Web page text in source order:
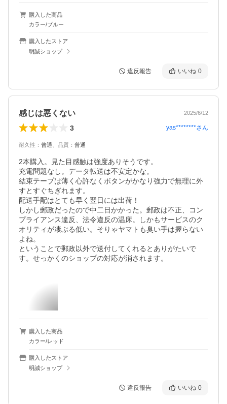
購入した商品
カラー/ブルー
購入したストア
明誠ショップ
違反報告 いいね 0
感じは悪くない 2025/6/12
3 yas********さん
耐久性 ： 普通 品質 ： 普通
2本購入。見た目感触は強度ありそうです。
充電問題なし。データ転送は不安定かな。
結束テープは薄く心許なくボタンがかなり強力で無理に外
すとすぐちぎれます。
配送手配はとても早く翌日には出荷！
しかし郵政だったので中二日かかった。郵政は不正、コン
プライアンス違反、法令違反の温床。しかもサービスのク
オリティが凄ぶる低い。そりゃヤマトも臭い手は握らない
よね。
ということで郵政以外で送付してくれるとありがたいで
す。せっかくのショップの対応が消されます。
購入した商品
カラー/レッド
購入したストア
明誠ショップ
違反報告 いいね 0